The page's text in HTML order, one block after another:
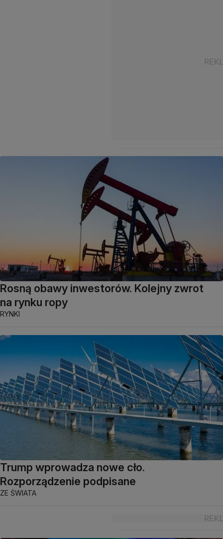
Rosną obawy inwestorów. Kolejny zwrot
na rynku ropy
RYNKI
Trump wprowadza nowe cło.
Rozporządzenie podpisane
ZE ŚWIATA